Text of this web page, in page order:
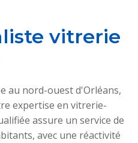
vitrerie
au nord-ouest d'Orléans,
expertise en vitrerie-
assure un service de
avec une réactivité